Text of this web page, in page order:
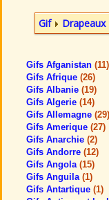
Gif Drapeaux
Gifs Afganistan (11)
Gifs Afrique (26)
Gifs Albanie (19)
Gifs Algerie (14)
Gifs Allemagne (29)
Gifs Amerique (27)
Gifs Anarchie (2)
Gifs Andorre (12)
Gifs Angola (15)
Gifs Anguila (1)
Gifs Antartique (1)